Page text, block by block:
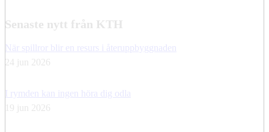
Senaste nytt från KTH
När spillror blir en resurs i återuppbyggnaden
24 jun 2026
I rymden kan ingen höra dig odla
19 jun 2026